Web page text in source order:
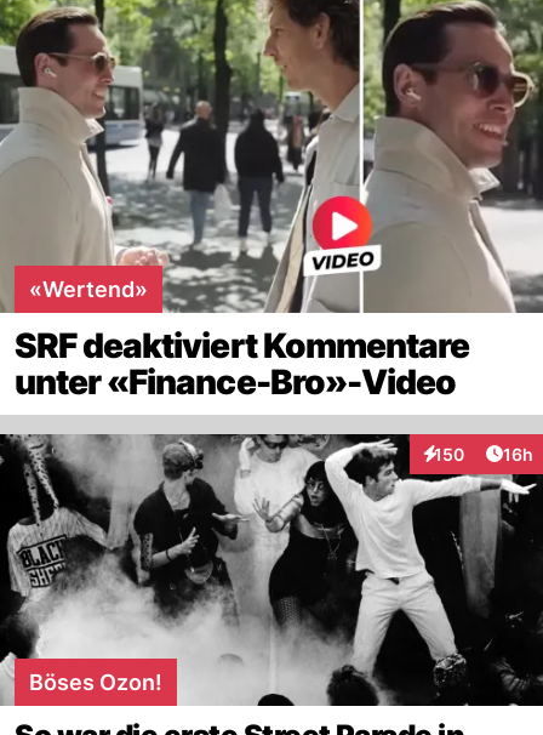
«Wertend»
SRF deaktiviert Kommentare
unter «Finance-Bro»-Video
150
Interaktionen
16h
Böses Ozon!